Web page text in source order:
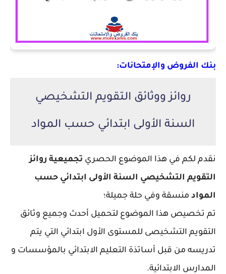
بنك الفروض والإمتحانات:
روائز ووثائق التقويم التشخيصي
السنة الأولى ابتدائي حسب المواد
نقدم لكم في هذا الموضوع الحصري تجميعية روائز
التقويم التشخيصي السنة الأولى ابتدائي حسب
المواد منسقة وفي حلة جميلة؛
تم تخصيص هذا الموضوع لتحميل أحدث وجميع وثائق
التقويم التشخيصى للمستوى الأول ابتدائي التي يتم
تدريسه من قبل أساتذة التعليم الابتدائي بالمؤسسات و
المدارس الابتدائية.